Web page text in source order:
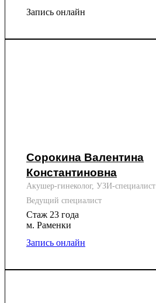
Запись онлайн
Сорокина Валентина
Константиновна
Акушер-гинеколог, УЗИ-специалист
Ведущий специалист
Стаж 23 года
м. Раменки
Запись онлайн